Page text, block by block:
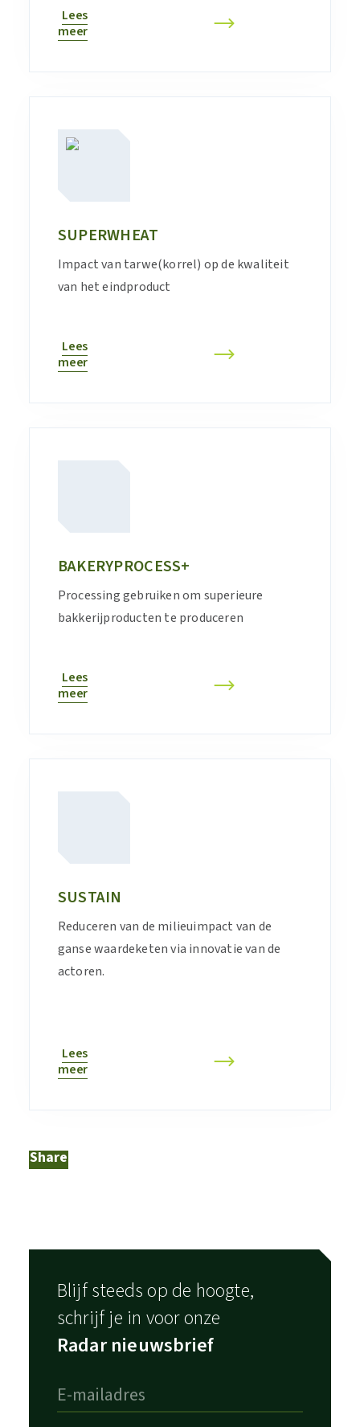
Lees
meer
SUPERWHEAT
Impact van tarwe(korrel) op de kwaliteit
van het eindproduct
Lees
meer
BAKERYPROCESS+
Processing gebruiken om superieure
bakkerijproducten te produceren
Lees
meer
SUSTAIN
Reduceren van de milieuimpact van de
ganse waardeketen via innovatie van de
actoren.
Lees
meer
Share
Blijf steeds op de hoogte,
schrijf je in voor onze
Radar nieuwsbrief